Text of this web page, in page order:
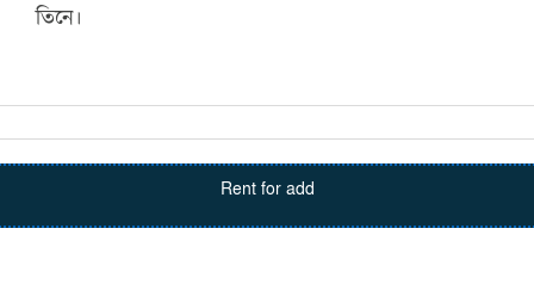
তিনে।
Rent for add